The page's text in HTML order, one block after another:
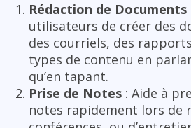
Rédaction de Documents
utilisateurs de créer des
des courriels, des
types de contenu en
qu’en tapant.
Prise de Notes : Aide à
notes rapidement lors de